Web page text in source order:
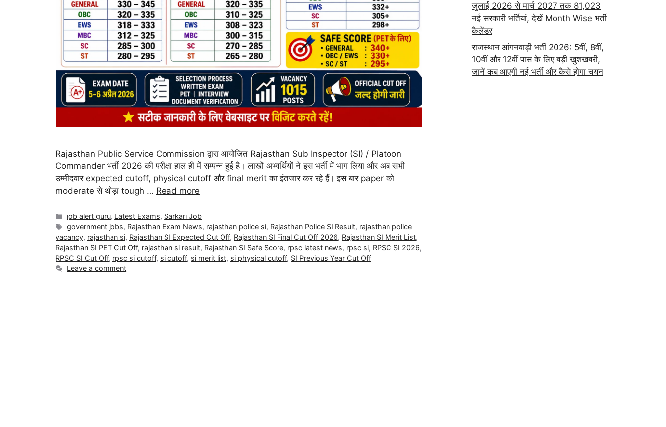
Rajasthan Public Service Commission द्वारा आयोजित Rajasthan Sub Inspector (SI) / Platoon
Commander भर्ती 2026 की परीक्षा हाल ही में सम्पन्न हुई है। लाखों अभ्यर्थियों ने इस भर्ती में भाग लिया और अब सभी
उम्मीदवार expected cutoff, physical cutoff और final merit का इंतजार कर रहे हैं। इस बार paper को
moderate से थोड़ा tough … Read more
job alert guru, Latest Exams, Sarkari Job
government jobs, Rajasthan Exam News, rajasthan police si, Rajasthan Police SI Result, rajasthan police
vacancy, rajasthan si, Rajasthan SI Expected Cut Off, Rajasthan SI Final Cut Off 2026, Rajasthan SI Merit List,
Rajasthan SI PET Cut Off, rajasthan si result, Rajasthan SI Safe Score, rpsc latest news, rpsc si, RPSC SI 2026,
RPSC SI Cut Off, rpsc si cutoff, si cutoff, si merit list, si physical cutoff, SI Previous Year Cut Off
Leave a comment
जुलाई 2026 से मार्च 2027 तक 81,023
नई सरकारी भर्तियां, देखें Month Wise भर्ती
कैलेंडर
राजस्थान आंगनवाड़ी भर्ती 2026: 5वीं, 8वीं,
10वीं और 12वीं पास के लिए बड़ी खुशखबरी,
जानें कब आएगी नई भर्ती और कैसे होगा चयन